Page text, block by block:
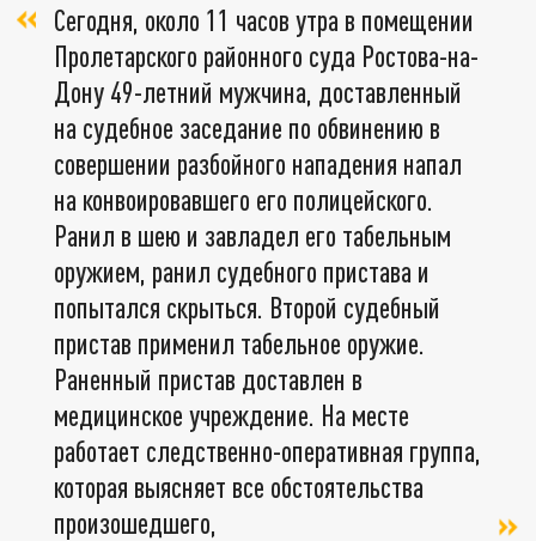
Сегодня, около 11 часов утра в помещении
Пролетарского районного суда Ростова-на-
Дону 49-летний мужчина, доставленный
на судебное заседание по обвинению в
совершении разбойного нападения напал
на конвоировавшего его полицейского.
Ранил в шею и завладел его табельным
оружием, ранил судебного пристава и
попытался скрыться. Второй судебный
пристав применил табельное оружие.
Раненный пристав доставлен в
медицинское учреждение. На месте
работает следственно-оперативная группа,
которая выясняет все обстоятельства
произошедшего,